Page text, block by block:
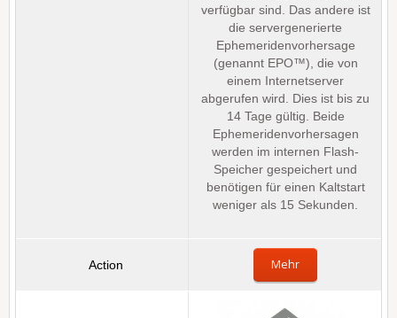
verfügbar sind. Das andere ist
die servergenerierte
Ephemeridenvorhersage
(genannt EPO™), die von
einem Internetserver
abgerufen wird. Dies ist bis zu
14 Tage gültig. Beide
Ephemeridenvorhersagen
werden im internen Flash-
Speicher gespeichert und
benötigen für einen Kaltstart
weniger als 15 Sekunden.
Mehr